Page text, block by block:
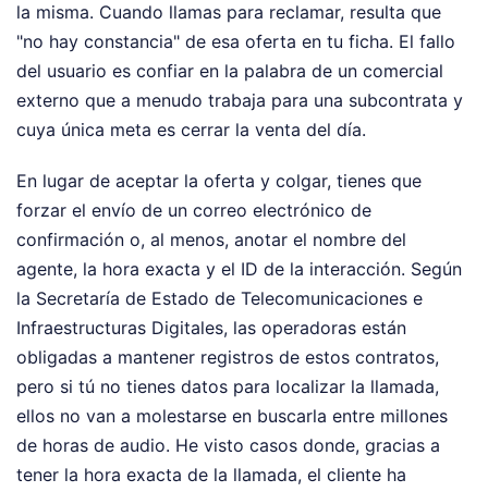
la misma. Cuando llamas para reclamar, resulta que
"no hay constancia" de esa oferta en tu ficha. El fallo
del usuario es confiar en la palabra de un comercial
externo que a menudo trabaja para una subcontrata y
cuya única meta es cerrar la venta del día.
En lugar de aceptar la oferta y colgar, tienes que
forzar el envío de un correo electrónico de
confirmación o, al menos, anotar el nombre del
agente, la hora exacta y el ID de la interacción. Según
la Secretaría de Estado de Telecomunicaciones e
Infraestructuras Digitales, las operadoras están
obligadas a mantener registros de estos contratos,
pero si tú no tienes datos para localizar la llamada,
ellos no van a molestarse en buscarla entre millones
de horas de audio. He visto casos donde, gracias a
tener la hora exacta de la llamada, el cliente ha